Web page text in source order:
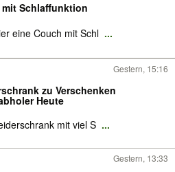
Schlaffunktion
eine Couch mit Schl ...
Gestern, 15:16
zu Verschenken
Heute
mit viel S ...
Gestern, 13:33